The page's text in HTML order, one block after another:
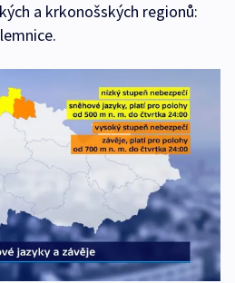
a krkonošských regionů: